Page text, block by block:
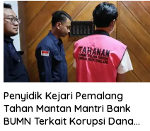
Penyidik Kejari Pemalang
Tahan Mantan Mantri Bank
BUMN Terkait Korupsi Dana